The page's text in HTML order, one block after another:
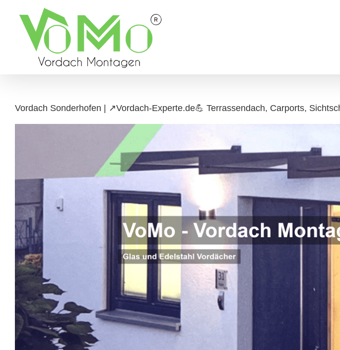
content
Vordach Sonderhofen | ↗️Vordach-Experte.de💪 Terrassendach, Carports,